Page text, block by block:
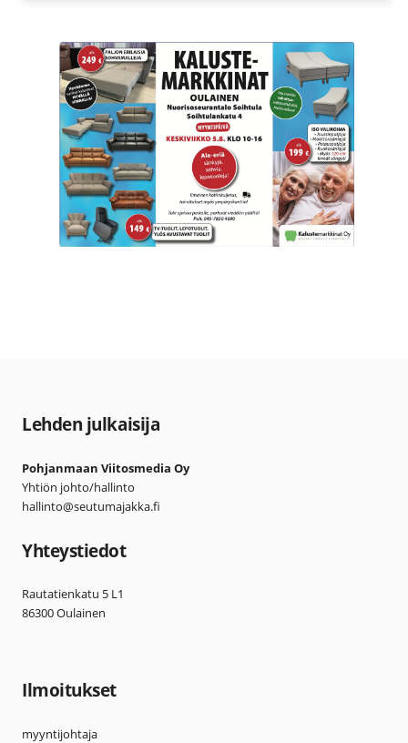
Lehden julkaisija
Pohjanmaan Viitosmedia Oy
Yhtiön johto/hallinto
hallinto@seutumajakka.fi
Yhteystiedot
Rautatienkatu 5 L1
86300 Oulainen
Ilmoitukset
myyntijohtaja